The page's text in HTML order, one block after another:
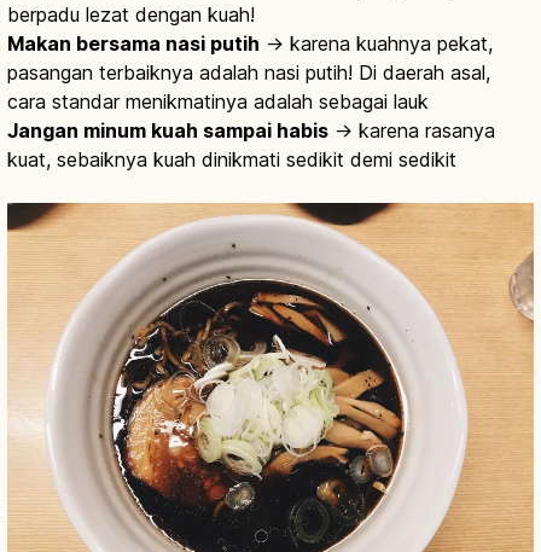
berpadu lezat dengan kuah!
Makan bersama nasi putih → karena kuahnya pekat,
pasangan terbaiknya adalah nasi putih! Di daerah asal,
cara standar menikmatinya adalah sebagai lauk
Jangan minum kuah sampai habis → karena rasanya
kuat, sebaiknya kuah dinikmati sedikit demi sedikit